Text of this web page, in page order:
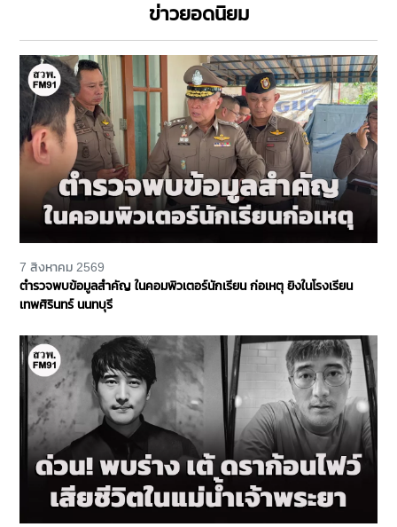
ข่าวยอดนิยม
7 สิงหาคม 2569
ตำรวจพบข้อมูลสำคัญ ในคอมพิวเตอร์นักเรียน ก่อเหตุ ยิงในโรงเรียน
เทพศิรินทร์ นนทบุรี